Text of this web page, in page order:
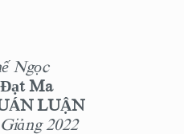
Ngọc
Ma
LUẬN
2022